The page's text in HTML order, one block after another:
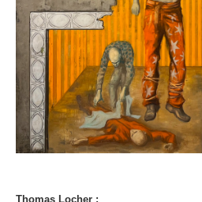
Thomas Locher :